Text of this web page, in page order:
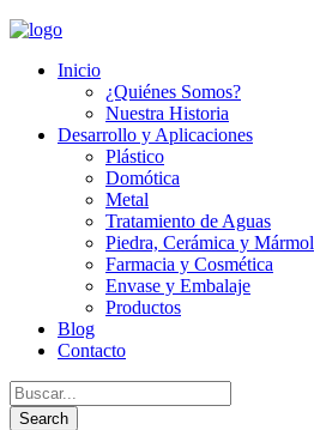
Inicio
¿Quiénes Somos?
Nuestra Historia
Desarrollo y Aplicaciones
Plástico
Domótica
Metal
Tratamiento de Aguas
Piedra, Cerámica y Mármol
Farmacia y Cosmética
Envase y Embalaje
Productos
Blog
Contacto